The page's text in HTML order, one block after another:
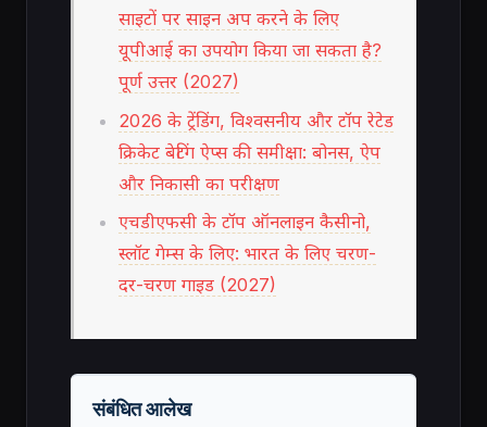
साइटों पर साइन अप करने के लिए
यूपीआई का उपयोग किया जा सकता है?
पूर्ण उत्तर (2027)
2026 के ट्रेंडिंग, विश्वसनीय और टॉप रेटेड
क्रिकेट बेटिंग ऐप्स की समीक्षा: बोनस, ऐप
और निकासी का परीक्षण
एचडीएफसी के टॉप ऑनलाइन कैसीनो,
स्लॉट गेम्स के लिए: भारत के लिए चरण-
दर-चरण गाइड (2027)
संबंधित आलेख